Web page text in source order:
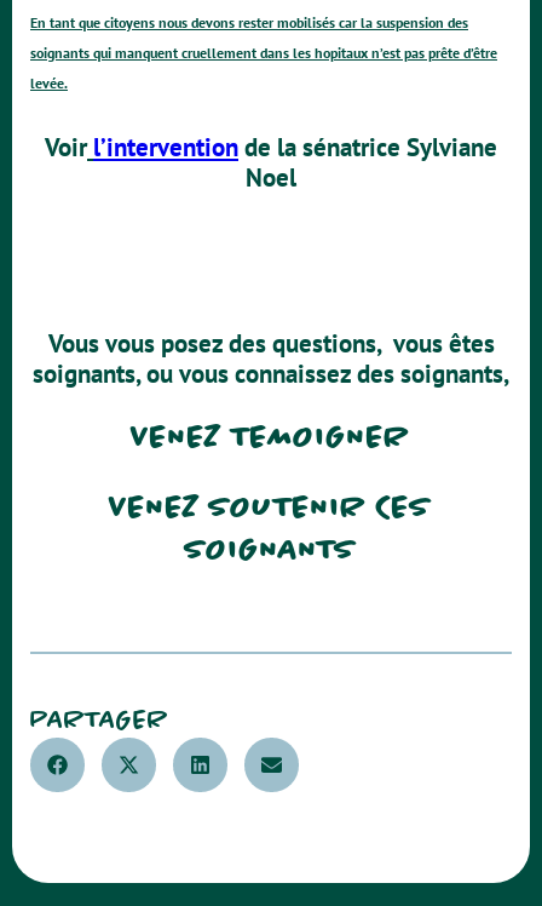
En tant que citoyens nous devons rester mobilisés car la suspension des
soignants qui manquent cruellement dans les hopitaux n’est pas prête d’être
levée.
Voir l’interventionde la sénatrice Sylviane
Noel
Vous vous posez des questions, vous êtes
soignants, ou vous connaissez des soignants,
VENEZ TEMOIGNER
VENEZ SOUTENIR CES
SOIGNANTS
PARTAGER